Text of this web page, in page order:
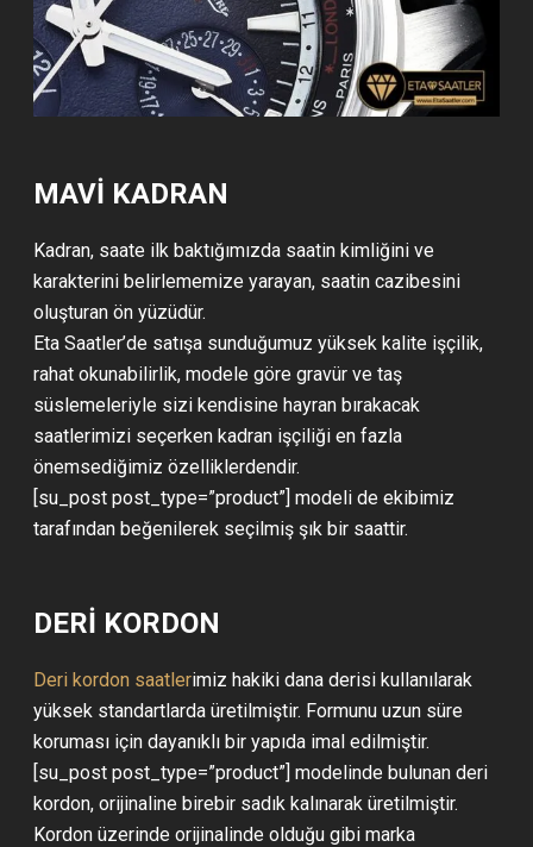
MAVİ KADRAN
Kadran, saate ilk baktığımızda saatin kimliğini ve
karakterini belirlememize yarayan, saatin cazibesini
oluşturan ön yüzüdür.
Eta Saatler’de satışa sunduğumuz yüksek kalite işçilik,
rahat okunabilirlik, modele göre gravür ve taş
süslemeleriyle sizi kendisine hayran bırakacak
saatlerimizi seçerken kadran işçiliği en fazla
önemsediğimiz özelliklerdendir.
[su_post post_type=”product”] modeli de ekibimiz
tarafından beğenilerek seçilmiş şık bir saattir.
DERİ KORDON
Deri kordon saatlerimiz hakiki dana derisi kullanılarak
yüksek standartlarda üretilmiştir. Formunu uzun süre
koruması için dayanıklı bir yapıda imal edilmiştir.
[su_post post_type=”product”] modelinde bulunan deri
kordon, orijinaline birebir sadık kalınarak üretilmiştir.
Kordon üzerinde orijinalinde olduğu gibi marka